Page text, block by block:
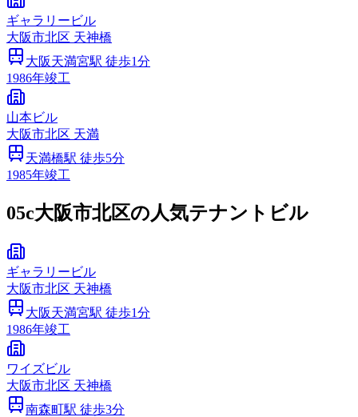
ギャラリービル
大阪市北区 天神橋
大阪天満宮駅 徒歩1分
1986年竣工
山本ビル
大阪市北区 天満
天満橋駅 徒歩5分
1985年竣工
05c大阪市北区の人気テナントビル
ギャラリービル
大阪市北区 天神橋
大阪天満宮駅 徒歩1分
1986年竣工
ワイズビル
大阪市北区 天神橋
南森町駅 徒歩3分